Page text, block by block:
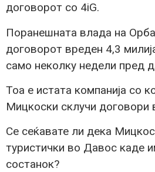
договорот со 4iG.
Поранешната влада на
договорот вреден 4,3
само неколку недели пред
Тоа е истата компанија со
Мицкоски склучи договори
Се сеќавате ли дека
туристички во Давос каде
состанок?